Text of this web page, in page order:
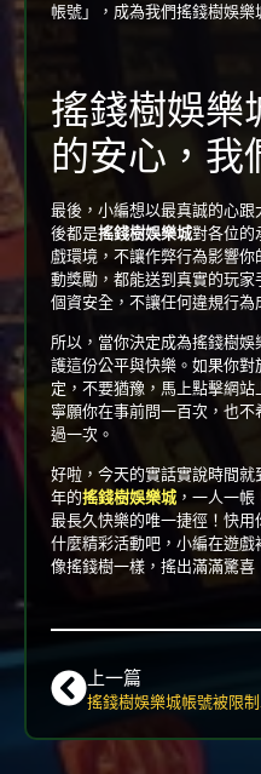
帳號」，成為我們搖錢樹娛樂
搖錢樹娛樂
的安心，我
最後，小編想以最真誠的心
後都是搖錢樹娛樂城對各位的
戲環境，不讓作弊行為影響
動獎勵，都能送到真實的玩
個資安全，不讓任何違規行為
所以，當你決定成為搖錢樹
護這份公平與快樂。如果你
定，不要猶豫，馬上點擊網
寧願你在事前問一百次，也
過一次。
好啦，今天的實話實說時間
年的搖錢樹娛樂城 ，一人一
最長久快樂的唯一捷徑！快
什麼精彩活動吧，小編在遊
像搖錢樹一樣，搖出滿滿驚喜
上一篇
搖錢樹